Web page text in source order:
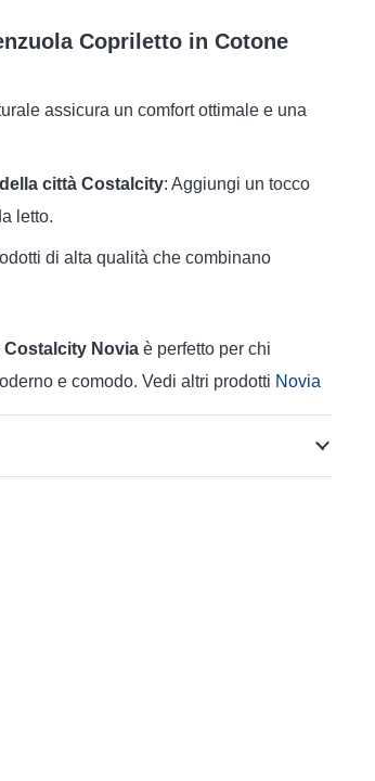
Copriletto in Cotone
assicura un comfort ottimale e una
città Costalcity: Aggiungi un tocco
letto.
di alta qualità che combinano
Novia è perfetto per chi
e comodo. Vedi altri prodotti Novia